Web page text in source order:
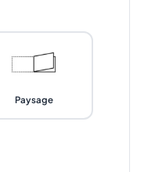
Paysage